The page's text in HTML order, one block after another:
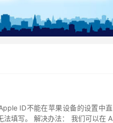
ID不能在苹果设备的设置中
法填写。 解决办法： 我们可以在